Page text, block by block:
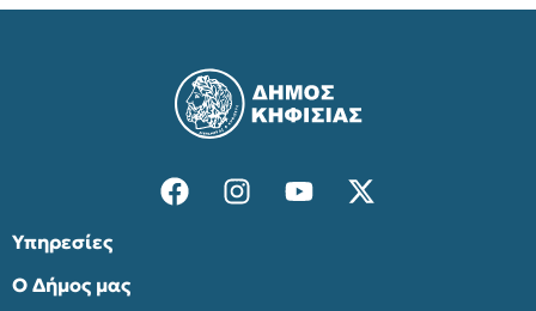
Υπηρεσίες
Ο Δήμος μας